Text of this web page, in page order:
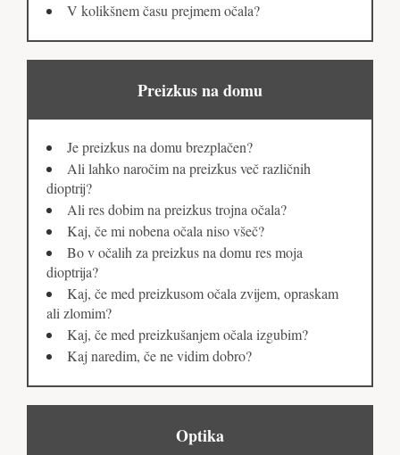
V kolikšnem času prejmem očala?
Preizkus na domu
Je preizkus na domu brezplačen?
Ali lahko naročim na preizkus več različnih
dioptrij?
Ali res dobim na preizkus trojna očala?
Kaj, če mi nobena očala niso všeč?
Bo v očalih za preizkus na domu res moja
dioptrija?
Kaj, če med preizkusom očala zvijem, opraskam
ali zlomim?
Kaj, če med preizkušanjem očala izgubim?
Kaj naredim, če ne vidim dobro?
Optika